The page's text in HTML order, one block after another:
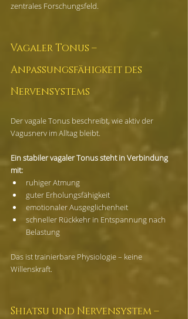
zentrales Forschungsfeld.
Vagaler Tonus –
Anpassungsfähigkeit des
Nervensystems
Der vagale Tonus beschreibt, wie aktiv der
Vagusnerv im Alltag bleibt.
Ein stabiler vagaler Tonus steht in Verbindung
mit:
ruhiger Atmung
guter Erholungsfähigkeit
emotionaler Ausgeglichenheit
schneller Rückkehr in Entspannung nach
Belastung
Das ist trainierbare Physiologie – keine
Willenskraft.
Shiatsu und Nervensystem –